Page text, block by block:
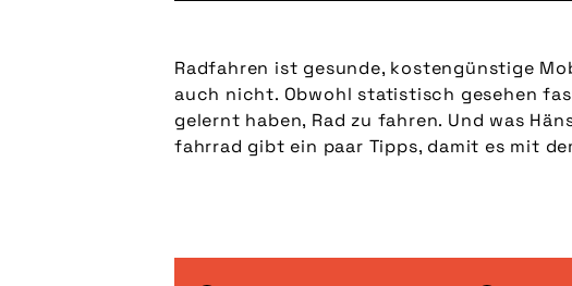
Radfahren ist gesunde, kostengünstige
auch nicht. Obwohl statistisch gesehen
gelernt haben, Rad zu fahren. Und was
fahrrad gibt ein paar Tipps, damit es mit